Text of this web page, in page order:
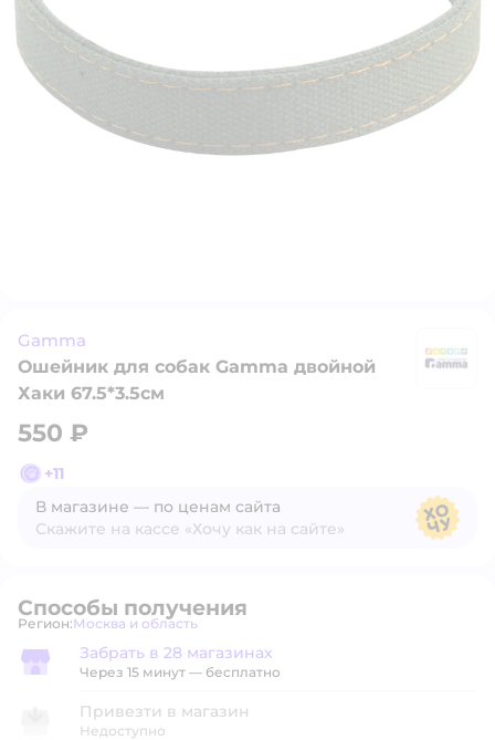
Gamma
Ошейник для собак Gamma двойной
Хаки 67.5*3.5см
550 ₽
+11
В магазине — по ценам сайта
Скажите на кассе «Хочу как на сайте»
Способы получения
Регион: Выбор адреса доставки.
Москва и область
Забрать в магазине
Забрать в 28 магазинах
Через 15 минут — бесплатно
Привезти в магазин
Недоступно